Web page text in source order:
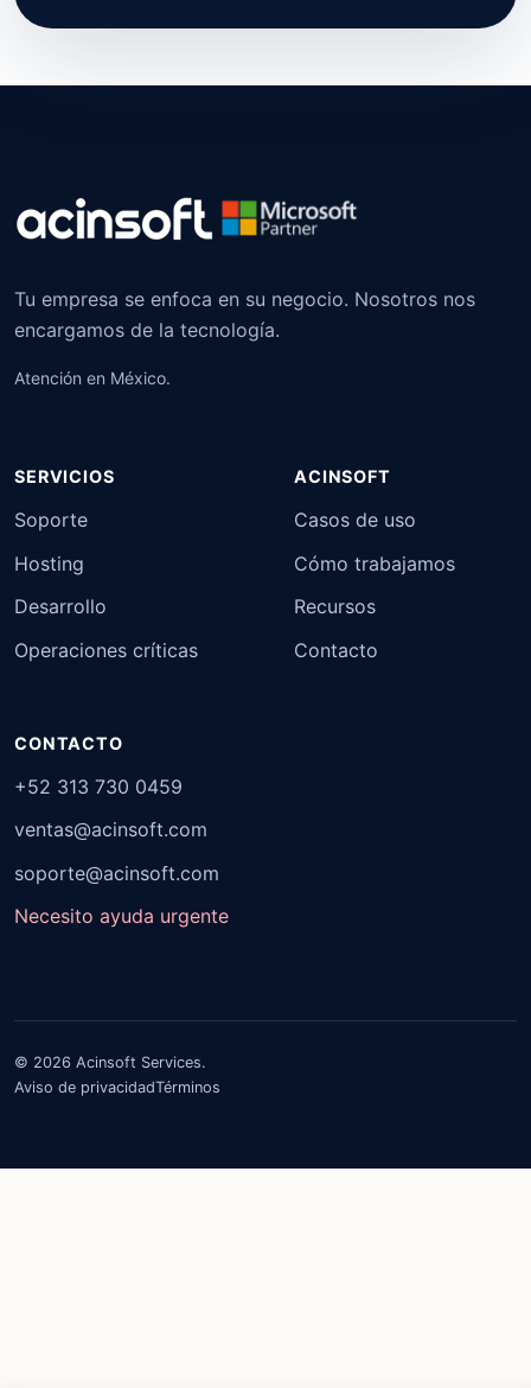
Tu empresa se enfoca en su negocio. Nosotros nos
encargamos de la tecnología.
Atención en México.
SERVICIOS
Soporte
Hosting
Desarrollo
Operaciones críticas
ACINSOFT
Casos de uso
Cómo trabajamos
Recursos
Contacto
CONTACTO
+52 313 730 0459
ventas@acinsoft.com
soporte@acinsoft.com
Necesito ayuda urgente
© 2026 Acinsoft Services.
Aviso de privacidadTérminos